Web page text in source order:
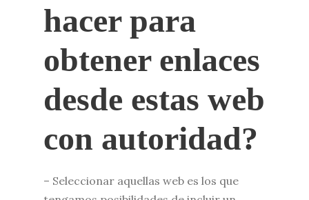
hacer para
obtener enlaces
desde estas web
con autoridad?
– Seleccionar aquellas web es los que